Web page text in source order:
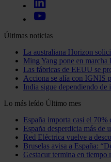
Últimas noticias
La australiana Horizon
Ming Yang pone en
Las fábricas de EEUU se
Acciona se alía con IGNIS
India sigue dependiendo
Lo más leído Último mes
España importa casi el 70%
España desperdicia más de
Red Eléctrica vuelve a
Bruselas avisa a España:
Gestacur termina en